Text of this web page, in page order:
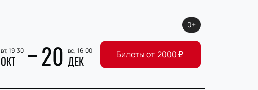
вт, 19:30
ОКТ 20 вс, 16:00
ДЕК
0+
Билеты от 2000₽